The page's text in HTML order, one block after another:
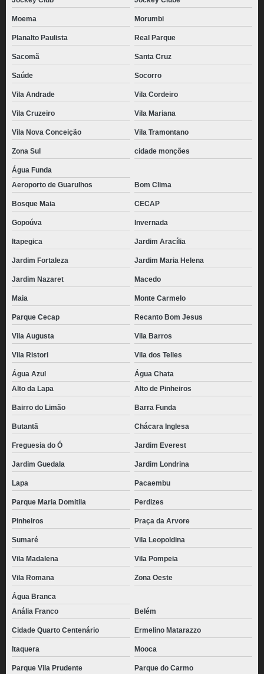
Moema Morumbi
Planalto Paulista Real Parque
Sacomã Santa Cruz
Saúde Socorro
Vila Andrade Vila Cordeiro
Vila Cruzeiro Vila Mariana
Vila Nova Conceição Vila Tramontano
Zona Sul cidade monções
Água Funda
Aeroporto de Guarulhos
Bom Clima
Bosque Maia CECAP
Gopoúva Invernada
Itapegica Jardim Aracília
Jardim Fortaleza Jardim Maria Helena
Jardim Nazaret Macedo
Maia Monte Carmelo
Parque Cecap Recanto Bom Jesus
Vila Augusta Vila Barros
Vila Ristori Vila dos Telles
Água Azul
Água Chata
Alto da Lapa
Alto de Pinheiros
Bairro do Limão Barra Funda
Butantã Chácara Inglesa
Freguesia do Ó Jardim Everest
Jardim Guedala Jardim Londrina
Lapa Pacaembu
Parque Maria Domitila Perdizes
Pinheiros Praça da Arvore
Sumaré Vila Leopoldina
Vila Madalena Vila Pompeia
Vila Romana Zona Oeste
Água Branca
Anália Franco
Belém
Cidade Quarto Centenário Ermelino Matarazzo
Itaquera Mooca
Parque Vila Prudente Parque do Carmo